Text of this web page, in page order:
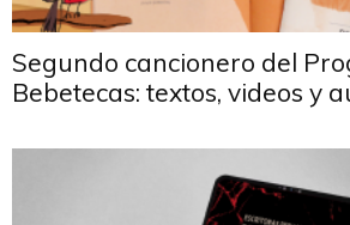
Segundo cancionero del
Bebetecas: textos, videos y